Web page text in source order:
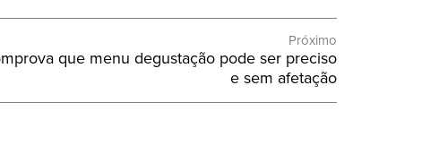
Próximo
que menu degustação pode ser preciso
e sem afetação